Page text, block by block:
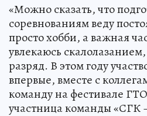
«Можно сказать, что
соревнованиям веду
просто хобби, а важная
увлекаюсь
разряд. В этом году
впервые, вместе с
команду на фестивале
участница команды «СГК